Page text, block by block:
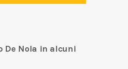
De Nola in alcuni